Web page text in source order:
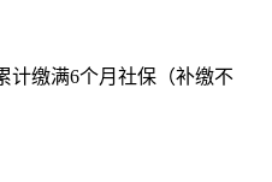
计缴满6个月社保（补缴不